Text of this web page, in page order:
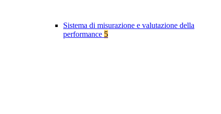
Sistema di misurazione e valutazione della
performance 5